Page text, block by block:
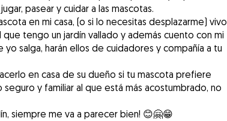
pasear y cuidar a las mascotas.
en mi casa, (o si lo necesitas desplazarme) vivo
tengo un jardín vallado y además cuento con mi
yo salga, harán ellos de cuidadores y compañía a tu
en casa de su dueño si tu mascota prefiere
y familiar al que está más acostumbrado, no
siempre me va a parecer bien! 😊🤗😁